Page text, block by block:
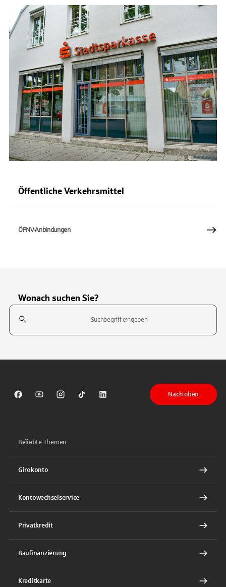
Öffentliche Verkehrsmittel
ÖPNV-Anbindungen
Wonach suchen Sie?
Suchfeld
Sparkasse auf Facebook
Sparkasse auf Youtube
Sparkasse auf Instagram
Sparkasse auf TikTok
Sparkasse auf LinkedIn
Nach oben
Beliebte Themen
Girokonto
Kontowechselservice
Privatkredit
Baufinanzierung
Kreditkarte